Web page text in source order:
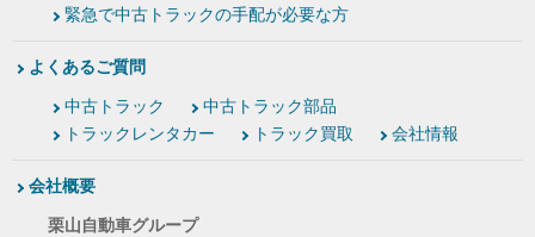
緊急で中古トラックの手配が必要な方
よくあるご質問
中古トラック
中古トラック部品
トラックレンタカー
トラック買取 会社情報
会社概要
栗山自動車グループ